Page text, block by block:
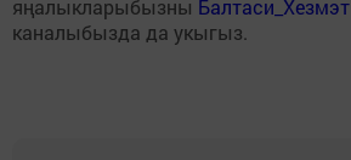
яңалыкларыбызны Балтаси_Хезмэт
каналыбызда да укыгыз.